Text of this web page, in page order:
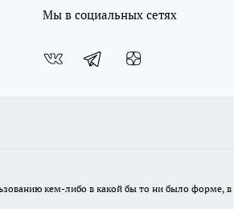
Мы в социальных сетях
кем-либо в какой бы то ни было форме,